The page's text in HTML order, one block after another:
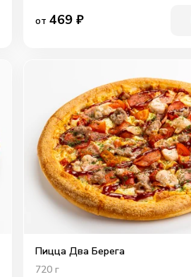
от469₽
Пицца Два Берега
720 г